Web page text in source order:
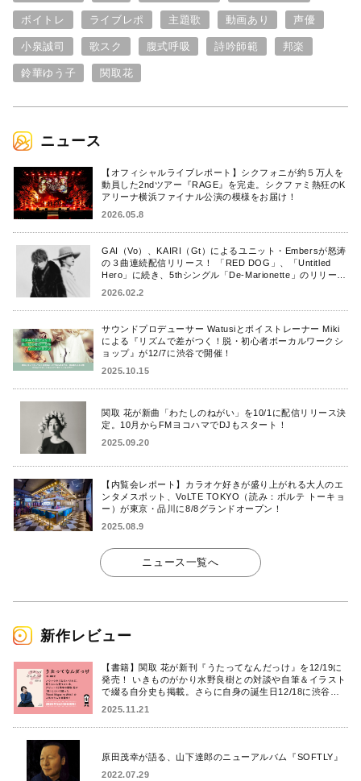
ボイトレ ライブレポ 主題歌 動画あり 声優
小泉誠司 歌スク 腹式呼吸 詩吟師範 邦楽
鈴華ゆう子 関取花
ニュース
【オフィシャルライブレポート】シクフォニが約５万人を
動員した2ndツアー『RAGE』を完走。シクファミ熱狂のK
アリーナ横浜ファイナル公演の模様をお届け！
2026.05.8
GAI（Vo）、KAIRI（Gt）によるユニット・Embersが怒涛
の３曲連続配信リリース！ 「RED DOG」、「Untitled
Hero」に続き、5thシングル「De-Marionette」のリリース
2026.02.2
サウンドプロデューサー Watusiとボイストレーナー Miki
による『リズムで差がつく！脱・初心者ボーカルワークシ
ョップ』が12/7に渋谷で開催！
2025.10.15
関取 花が新曲「わたしのねがい」を10/1に配信リリース決
定。10月からFMヨコハマでDJもスタート！
2025.09.20
【内覧会レポート】カラオケ好きが盛り上がれる大人のエ
ンタメスポット、VoLTE TOKYO（読み：ボルテ トーキョ
ー）が東京・品川に8/8グランドオープン！
2025.08.9
ニュース一覧へ
新作レビュー
【書籍】関取 花が新刊『うたってなんだっけ』を12/19に
発売！ いきものがかり水野良樹との対談や自筆＆イラスト
で綴る自分史も掲載。さらに自身の誕生日12/18に渋谷で
2025.11.21
原田茂幸が語る、山下達郎のニューアルバム『SOFTLY』
2022.07.29